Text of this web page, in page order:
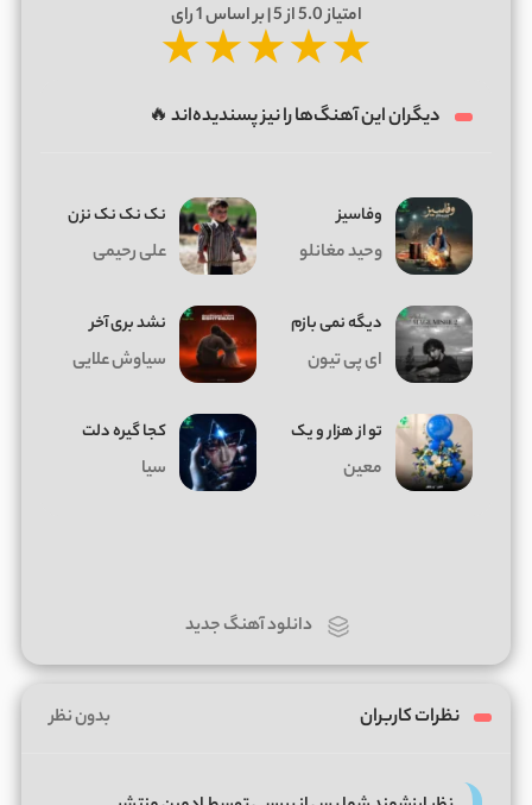
امتیاز5.0از 5 | بر اساس 1رای
★★★★★
دیگران این آهنگ‌ها را نیز پسندیده‌اند 🔥
وفاسیز
وحید مغانلو
نک نک نک نزن
علی رحیمی
دیگه نمی بازم
ای پی تیون
نشد بری آخر
سیاوش علایی
تو از هزار و یک
معین
کجا گیره دلت
سیا
دانلود آهنگ جدید
نظرات کاربران بدون نظر